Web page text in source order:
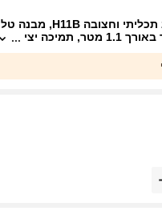
Lenovo מוט סלפי רב תכליתי וחצובה H11B, מבנה טל
סקופי מפלדת אל-חלד באורך 1.1 מטר, תמיכה יצי
משקל ומתקפל לניידות קל